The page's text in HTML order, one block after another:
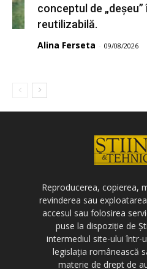
conceptul de
reutilizabilă.
Alina Ferseta - 09/08/2026
Reproducerea, copierea,
revinderea sau
accesul sau folosirea
puse la dispoziție de
intermediul site-ului într-
legislația românească
materie de drept de